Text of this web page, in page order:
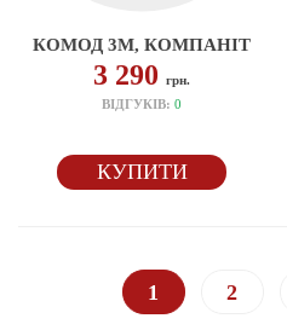
КОМОД 3М, КОМПАНІТ
3 290грн.
ВІДГУКІВ:0
КУПИТИ
1 2